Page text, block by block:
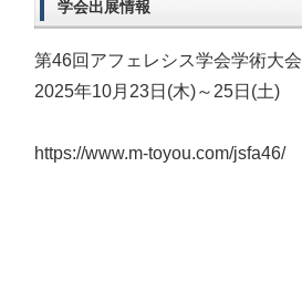
学会出展情報
第46回アフェレシス学会学術大会
2025年10月23日(木)～25日(土)
https://www.m-toyou.com/jsfa46/